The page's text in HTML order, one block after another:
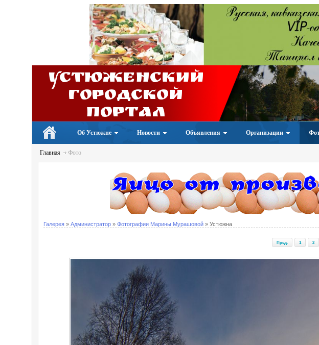
Устюженский
Городской
портал
Об Устюжне Новости Объявления Организации
Главная Фото
Галерея » Администратор » Фотографии Марины Мурашовой » Устюжна
Пред. 1 2